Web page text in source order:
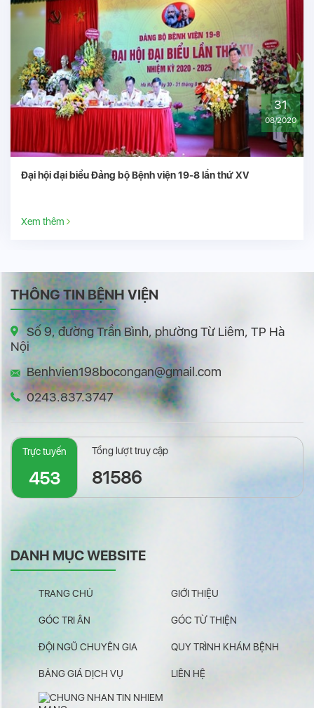
30
10/2020
Bệnh viện 19-8, Ủng hộ đồng bào miền trung khắc phục hậu
Xem thêm
THÔNG TIN BỆNH VIỆN
Số 9, đường Trần Bình, phường Từ Liêm, TP Hà
Nội
Benhvien198bocongan@gmail.com
0243.837.3747
Trực tuyến
453
Tổng lượt truy cập
81586
DANH MỤC WEBSITE
TRANG CHỦ GIỚI THIỆU
GÓC TRI ÂN GÓC TỪ THIỆN
ĐỘI NGŨ CHUYÊN GIA QUY TRÌNH KHÁM BỆNH
BẢNG GIÁ DỊCH VỤ LIÊN HỆ